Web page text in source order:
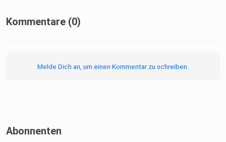
Kommentare (0)
Melde Dich an, um einen Kommentar zu schreiben.
Abonnenten